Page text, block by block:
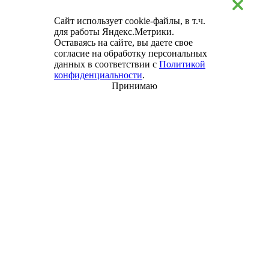
Сайт использует cookie-файлы, в т.ч.
для работы Яндекс.Метрики.
Оставаясь на сайте, вы даете свое
согласие на обработку персональных
данных в соответствии с Политикой
конфиденциальности.
Принимаю